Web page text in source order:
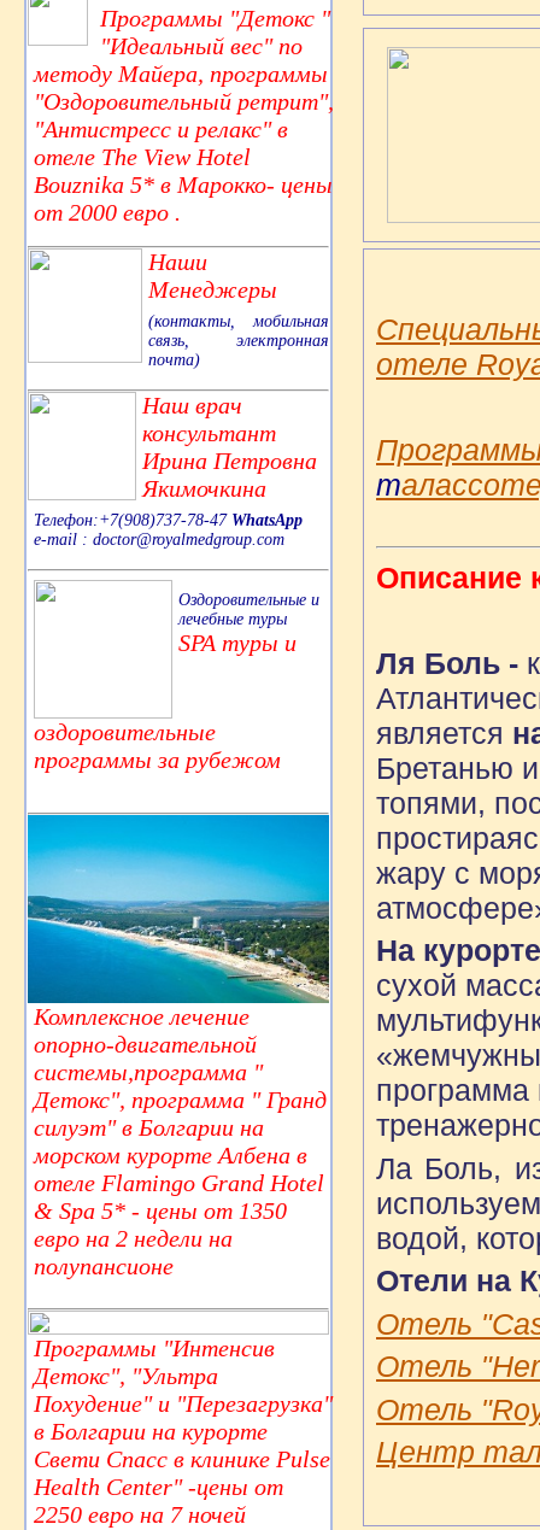
Программы "Детокс "
"Идеальный вес" по
методу Майера, программы
"Оздоровительный ретрит",
"Антистресс и релакс" в
отеле The View Hotel
Bouznika 5* в Марокко- цены
от 2000 евро .
Наши
Менеджеры
(контакты, мобильная
связь, электронная
почта)
Наш врач
консультант
Ирина Петровна
Якимочкина
Телефон:+7(908)737-78-47 WhatsApp
e-mail : doctor@royalmedgroup.com
Оздоровительные и
лечебные туры
SPA туры и
оздоровительные
программы за рубежом
Комплексное лечение
опорно-двигательной
системы,программа "
Детокс", программа " Гранд
силуэт" в Болгарии на
морском курорте Албена в
отеле Flamingo Grand Hotel
& Spa 5* - цены от 1350
евро на 2 недели на
полупансионе
Программы "Интенсив
Детокс", "Ультра
Похудение" и "Перезагрузка"
в Болгарии на курорте
Свети Спасс в клинике Pulse
Health Center" -цены от
2250 евро на 7 ночей
отеле
т
Описание
Ля Боль -
является
Бретанью
топями,
жару с
На
сухой
программа
Ла Боль,
водой,
Отели на
Отель
Отель
Отель
Центр